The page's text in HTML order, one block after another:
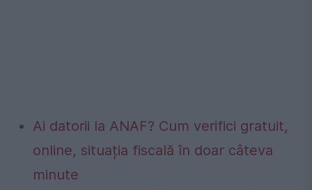
Ai datorii la ANAF? Cum verifici gratuit,
online, situația fiscală în doar câteva
minute